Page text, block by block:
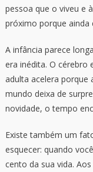
pessoa que o viveu e
próximo porque ainda
A infância parece
era inédita. O cérebro
adulta acelera porque
mundo deixa de
novidade, o tempo
Existe também um
esquecer: quando
cento da sua vida.